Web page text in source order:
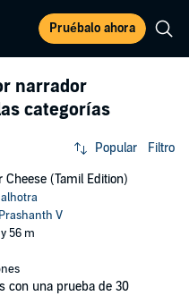
Pruébalo ahora
narrador
categorías
Popular Filtro
Cheese (Tamil Edition)
Prashanth V
56 m
con una prueba de 30